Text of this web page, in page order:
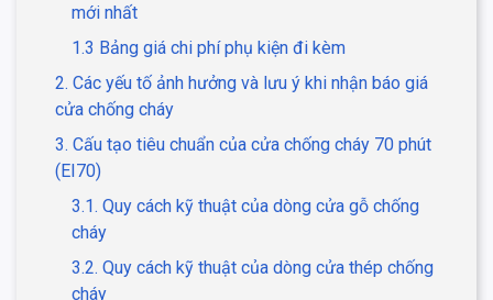
mới nhất
1.3 Bảng giá chi phí phụ kiện đi kèm
2. Các yếu tố ảnh hưởng và lưu ý khi nhận báo giá
cửa chống cháy
3. Cấu tạo tiêu chuẩn của cửa chống cháy 70 phút
(EI70)
3.1. Quy cách kỹ thuật của dòng cửa gỗ chống
cháy
3.2. Quy cách kỹ thuật của dòng cửa thép chống
cháy